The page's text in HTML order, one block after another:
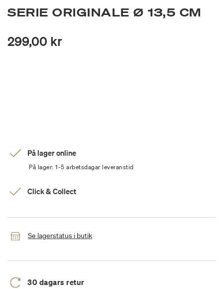
SERIE ORIGINALE Ø 13,5 CM
299,00 kr
På lager online
På lager: 1-5 arbetsdagar leveranstid
Click & Collect
Se lagerstatus i butik
30 dagars retur